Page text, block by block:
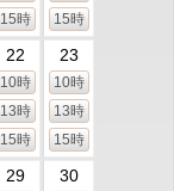
15時
15時
22
10時
13時
15時
23
10時
13時
15時
29 30